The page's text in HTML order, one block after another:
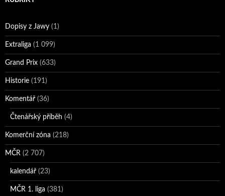
Dopisy z Jawy (1)
Extraliga (1 099)
Grand Prix (633)
Historie (191)
Komentář (36)
Čtenářský příběh (4)
Komerční zóna (218)
MČR (2 707)
kalendář (23)
MČR 1. liga (381)